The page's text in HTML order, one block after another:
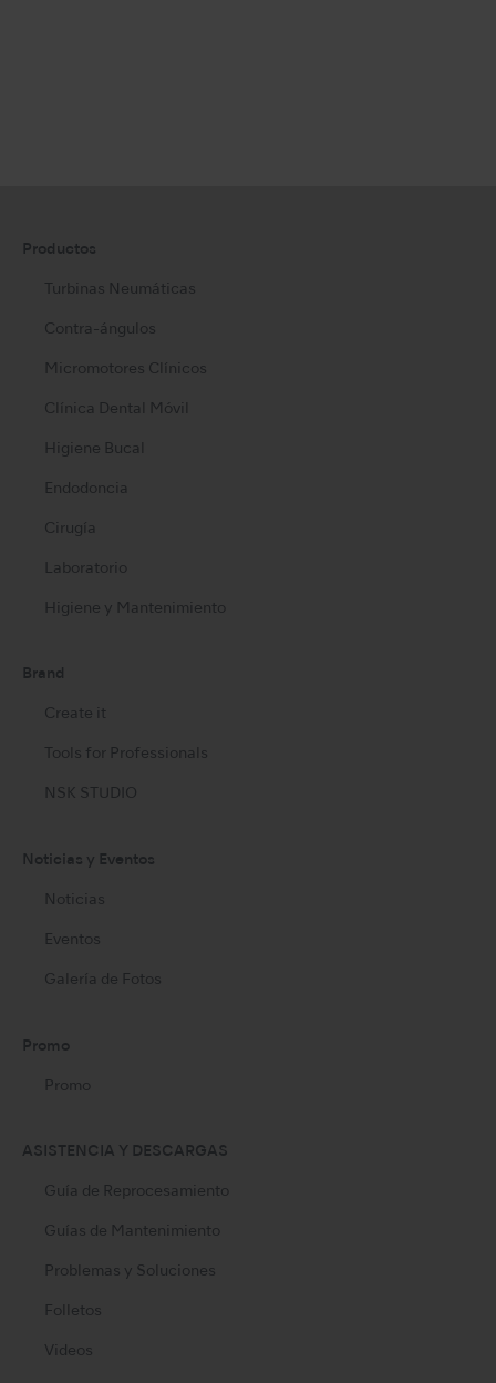
Productos
Turbinas Neumáticas
Contra-ángulos
Micromotores Clínicos
Clínica Dental Móvil
Higiene Bucal
Endodoncia
Cirugía
Laboratorio
Higiene y Mantenimiento
Brand
Create it
Tools for Professionals
NSK STUDIO
Noticias y Eventos
Noticias
Eventos
Galería de Fotos
Promo
Promo
ASISTENCIA Y DESCARGAS
Guía de Reprocesamiento
Guías de Mantenimiento
Problemas y Soluciones
Folletos
Videos